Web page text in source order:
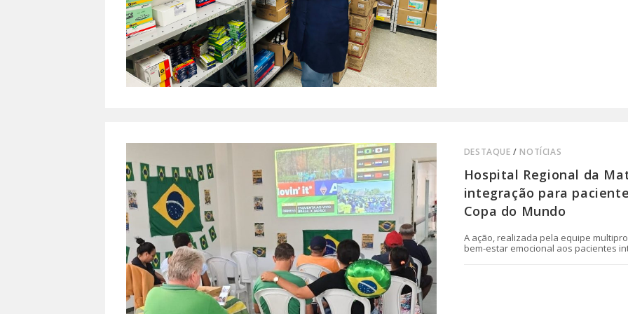
DESTAQUE /NOTÍCIAS
Hospital Regional da
integração para
Copa do Mundo
A ação, realizada pela equipe
bem-estar emocional aos pacientes